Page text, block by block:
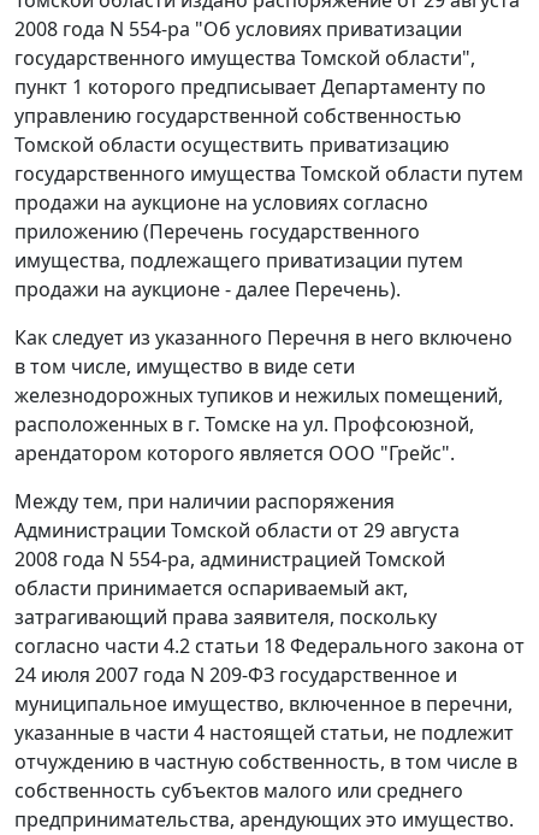
2008 года N 554-ра "Об условиях приватизации
государственного имущества Томской области",
пункт 1 которого предписывает Департаменту по
управлению государственной собственностью
Томской области осуществить приватизацию
государственного имущества Томской области путем
продажи на аукционе на условиях согласно
приложению (Перечень государственного
имущества, подлежащего приватизации путем
продажи на аукционе - далее Перечень).
Как следует из указанного Перечня в него включено
в том числе, имущество в виде сети
железнодорожных тупиков и нежилых помещений,
расположенных в г. Томске на ул. Профсоюзной,
арендатором которого является ООО "Грейс".
Между тем, при наличии распоряжения
Администрации Томской области от 29 августа
2008 года N 554-ра, администрацией Томской
области принимается оспариваемый акт,
затрагивающий права заявителя, поскольку
согласно части 4.2 статьи 18Федерального закона от
24 июля 2007 года N 209-ФЗ государственное и
муниципальное имущество, включенное в перечни,
указанные в части 4 настоящей статьи, не подлежит
отчуждению в частную собственность, в том числе в
собственность субъектов малого или среднего
предпринимательства, арендующих это имущество.